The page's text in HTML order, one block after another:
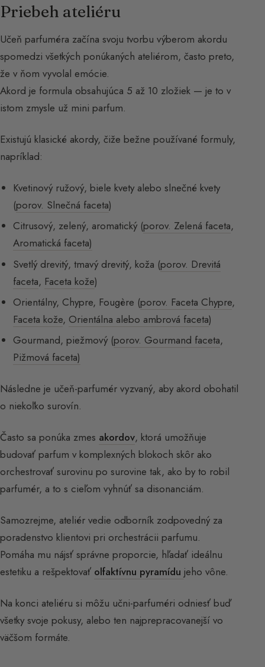
Priebeh ateliéru
Učeň parfuméra začína svoju tvorbu výberom akordu
spomedzi všetkých ponúkaných ateliérom, často preto,
že v ňom vyvolal emócie.
Akord je formula obsahujúca 5 až 10 zložiek — je to v
istom zmysle už mini parfum.
Existujú klasické akordy, čiže bežne používané formuly,
napríklad:
Kvetinový ružový, biele kvety alebo slnečné kvety
(porov. Slnečná faceta)
Citrusový, zelený, aromatický (porov. Zelená faceta,
Aromatická faceta)
Svetlý drevitý, tmavý drevitý, koža (porov. Drevitá
faceta, Faceta kože)
Orientálny, Chypre, Fougère (porov. Faceta Chypre,
Faceta kože, Orientálna alebo ambrová faceta)
Gourmand, piežmový (porov. Gourmand faceta,
Pižmová faceta)
Následne je učeň-parfumér vyzvaný, aby akord obohatil
o niekoľko surovín.
Často sa ponúka zmes akordov, ktorá umožňuje
budovať parfum v komplexných blokoch skôr ako
orchestrovať surovinu po surovine tak, ako by to robil
parfumér, a to s cieľom vyhnúť sa disonanciám.
Samozrejme, ateliér vedie odborník zodpovedný za
poradenstvo klientovi pri orchestrácii parfumu.
Pomáha mu nájsť správne proporcie, hľadať ideálnu
estetiku a rešpektovať olfaktívnu pyramídu jeho vône.
Na konci ateliéru si môžu učni-parfuméri odniesť buď
všetky svoje pokusy, alebo ten najprepracovanejší vo
väčšom formáte.